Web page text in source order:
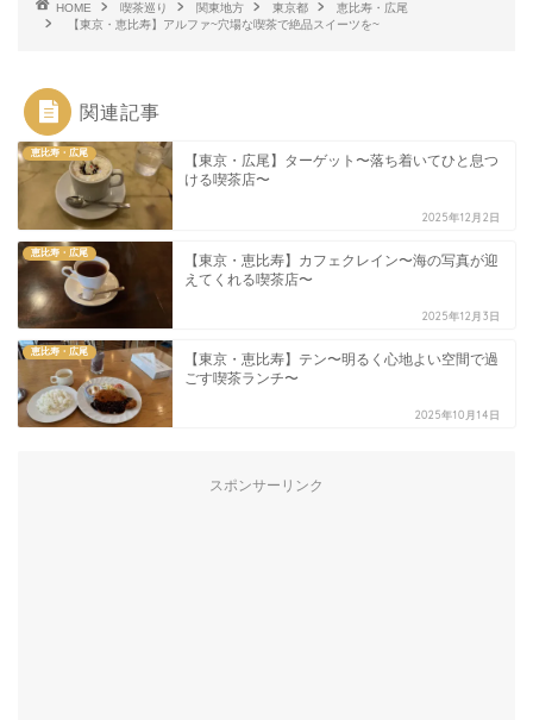
HOME 喫茶巡り 関東地方 東京都
恵比寿・広尾
【東京・恵比寿】アルファ~穴場な喫茶で絶品スイーツを~
関連記事
恵比寿・広尾
【東京・広尾】ターゲット〜落ち着いてひと息つ
ける喫茶店〜
2025年12月2日
恵比寿・広尾
【東京・恵比寿】カフェクレイン〜海の写真が迎
えてくれる喫茶店〜
2025年12月3日
恵比寿・広尾
【東京・恵比寿】テン〜明るく心地よい空間で過
ごす喫茶ランチ〜
2025年10月14日
スポンサーリンク